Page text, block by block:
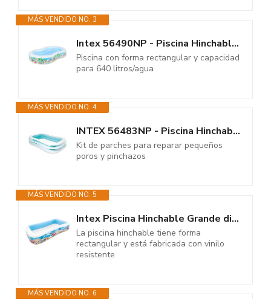
MÁS VENDIDO NO. 3
Intex 56490NP - Piscina Hinchable Rectangular 262 x 160 x 46 cm, 640 litros
Piscina con forma rectangular y capacidad
para 640 litros/agua
MÁS VENDIDO NO. 4
INTEX 56483NP - Piscina Hinchable Rectangular 262x175x56 cm - 770 l, Color...
Kit de parches para reparar pequeños
poros y pinchazos
MÁS VENDIDO NO. 5
Intex Piscina Hinchable Grande diseño océano, 305x183x56 cm, 1050 litros,...
La piscina hinchable tiene forma
rectangular y está fabricada con vinilo
resistente
MÁS VENDIDO NO. 6